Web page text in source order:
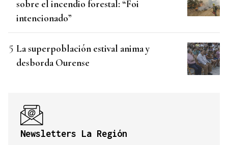
sobre el incendio forestal: “Foi
intencionado”
La superpoblación estival anima y
desborda Ourense
Newsletters La Región